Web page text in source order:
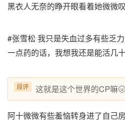
黑衣人无奈的睁开眼看着她微微叹
#张雪松 我只是失血过多有些乏
一点药的话，我想我还是能活几十
段评 这就是这个世界的CP嘛
阿十微微有些羞恼转身进了自己房